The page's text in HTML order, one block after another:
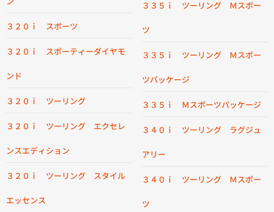
３２０ｉ スポーツ
３２０ｉ スポーティーダイヤモ
ンド
３２０ｉ ツーリング
３２０ｉ ツーリング エクセレ
ンスエディション
３２０ｉ ツーリング スタイル
エッセンス
３３５ｉ ツーリング Ｍスポー
ツ
３３５ｉ ツーリング Ｍスポー
ツパッケージ
３３５ｉ Ｍスポーツパッケージ
３４０ｉ ツーリング ラグジュ
アリー
３４０ｉ ツーリング Ｍスポー
ツ